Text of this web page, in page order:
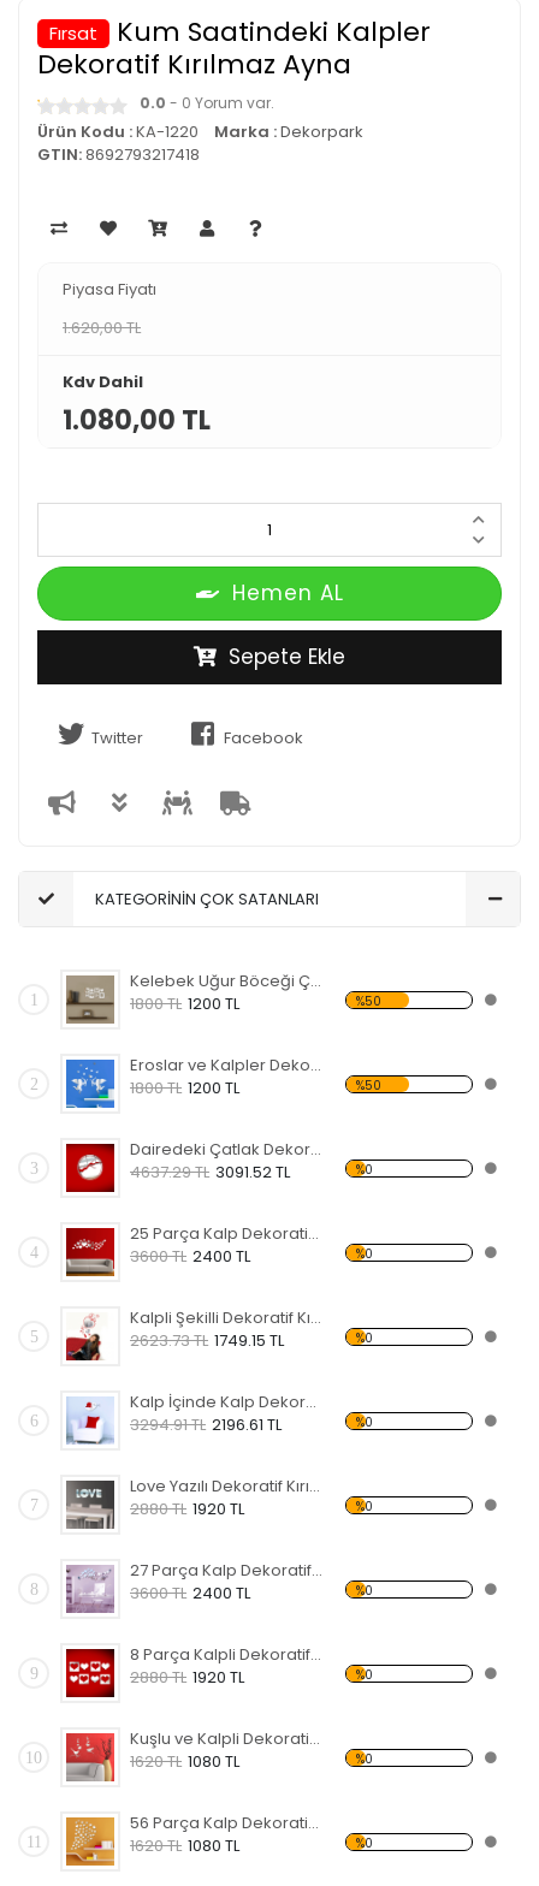
Fırsat
Kum Saatindeki Kalpler
Dekoratif Kırılmaz Ayna
0.0 - 0 Yorum var.
Ürün Kodu :KA-1220 Marka :Dekorpark
GTIN:8692793217418
Piyasa Fiyatı
1.620,00 TL
Kdv Dahil
1.080,00 TL
Hemen AL
Sepete Ekle
Twitter Facebook
KATEGORİNİN ÇOK SATANLARI
1
Kelebek Uğur Böceği Çiçek ve Kalpli Dekoratif Kırılmaz Ayna
1800 TL 1200 TL %50
2
Eroslar ve Kalpler Dekoratif Kırılmaz Ayna
1800 TL 1200 TL %50
3
Dairedeki Çatlak Dekoratif Kırılmaz Ayna
4637.29 TL 3091.52 TL %0
4
25 Parça Kalp Dekoratif Kırılmaz Ayna
3600 TL 2400 TL %0
5
Kalpli Şekilli Dekoratif Kırılmaz Ayna
2623.73 TL 1749.15 TL %0
6
Kalp İçinde Kalp Dekoratif Kırılmaz Ayna
3294.91 TL 2196.61 TL %0
7
Love Yazılı Dekoratif Kırılmaz Ayna
2880 TL 1920 TL %0
8
27 Parça Kalp Dekoratif Kırılmaz Ayna
3600 TL 2400 TL %0
9
8 Parça Kalpli Dekoratif Kırılmaz Ayna
2880 TL 1920 TL %0
10
Kuşlu ve Kalpli Dekoratif Kırılmaz Ayna
1620 TL 1080 TL %0
11
56 Parça Kalp Dekoratif Kırılmaz Ayna
1620 TL 1080 TL %0